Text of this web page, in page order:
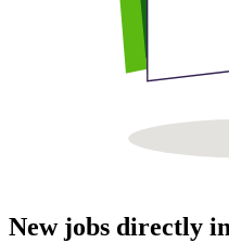
New jobs directly